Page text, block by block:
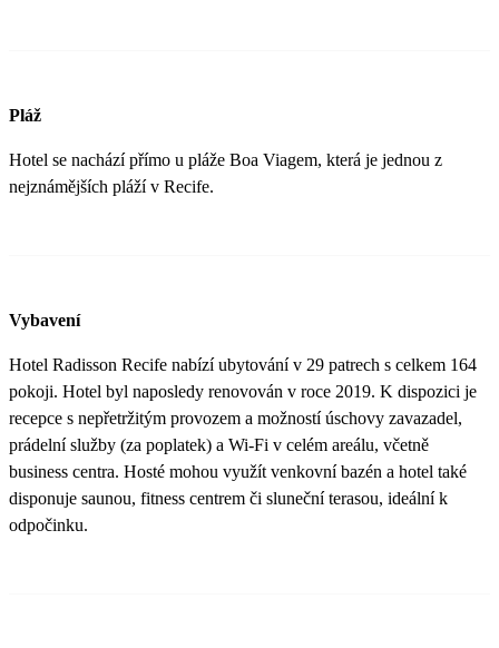
Pláž
Hotel se nachází přímo u pláže Boa Viagem, která je jednou z
nejznámějších pláží v Recife.
Vybavení
Hotel Radisson Recife nabízí ubytování v 29 patrech s celkem 164
pokoji. Hotel byl naposledy renovován v roce 2019. K dispozici je
recepce s nepřetržitým provozem a možností úschovy zavazadel,
prádelní služby (za poplatek) a Wi-Fi v celém areálu, včetně
business centra. Hosté mohou využít venkovní bazén a hotel také
disponuje saunou, fitness centrem či sluneční terasou, ideální k
odpočinku.